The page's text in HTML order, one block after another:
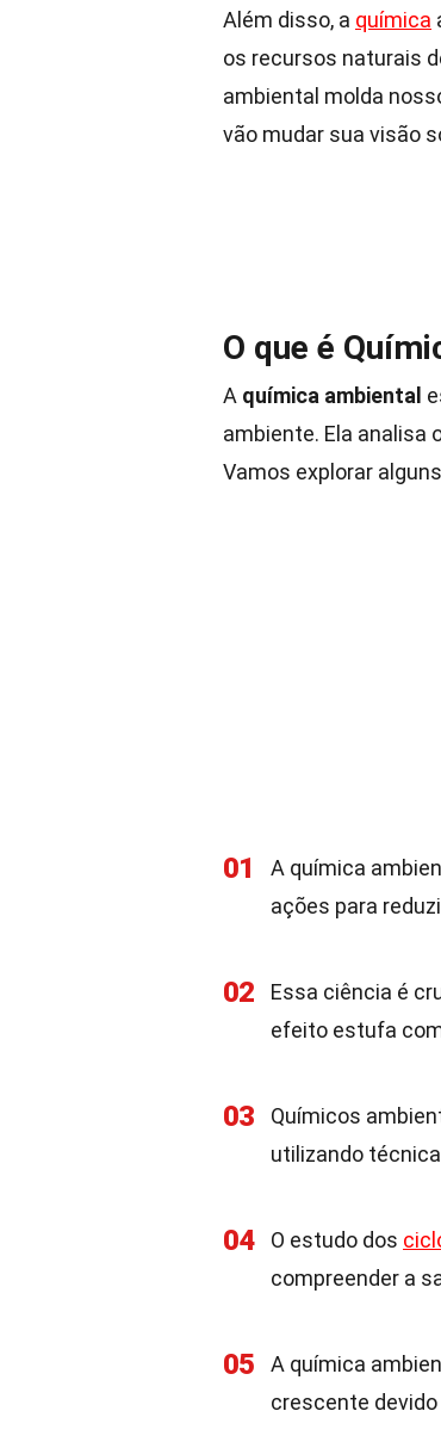
Além disso, a química
os recursos naturais
ambiental molda
vão mudar sua visão
O que é
A química ambiental
ambiente. Ela
Vamos explorar
01 A química
ações para
02
Essa ciência é
efeito estufa
03
Químicos
utilizando
04 O estudo dos
compreender a
05
A química
crescente